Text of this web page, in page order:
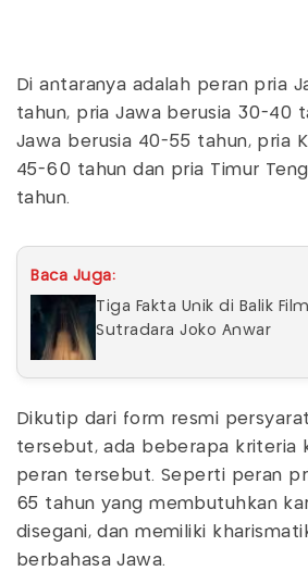
Di antaranya adalah peran pria
tahun, pria Jawa berusia 30-40
Jawa berusia 40-55 tahun, pria
45-60 tahun dan pria Timur
tahun.
Baca Juga:
Tiga Fakta Unik di Balik
Sutradara Joko Anwar
Dikutip dari form resmi
tersebut, ada beberapa kriteria
peran tersebut. Seperti peran
65 tahun yang membutuhkan
disegani, dan memiliki
berbahasa Jawa.